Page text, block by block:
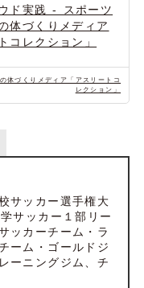
ド実践 - スポーツ
体づくりメディア
コレクション」
体づくりメディア「アスリートコ
レクション」
サッカー選手権大
サッカー１部リー
ッカーチーム・ラ
ーム・ゴールドジ
ーニングジム、チ